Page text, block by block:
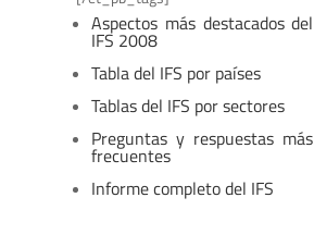
Aspectos más destacados del
IFS 2008
Tabla del IFS por países
Tablas del IFS por sectores
Preguntas y respuestas más
frecuentes
Informe completo del IFS